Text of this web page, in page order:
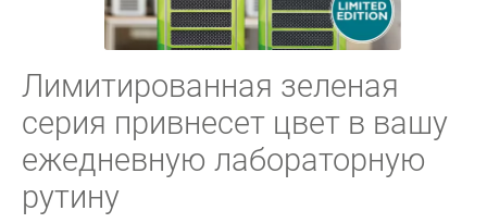
Лимитированная зеленая
серия привнесет цвет в вашу
ежедневную лабораторную
рутину